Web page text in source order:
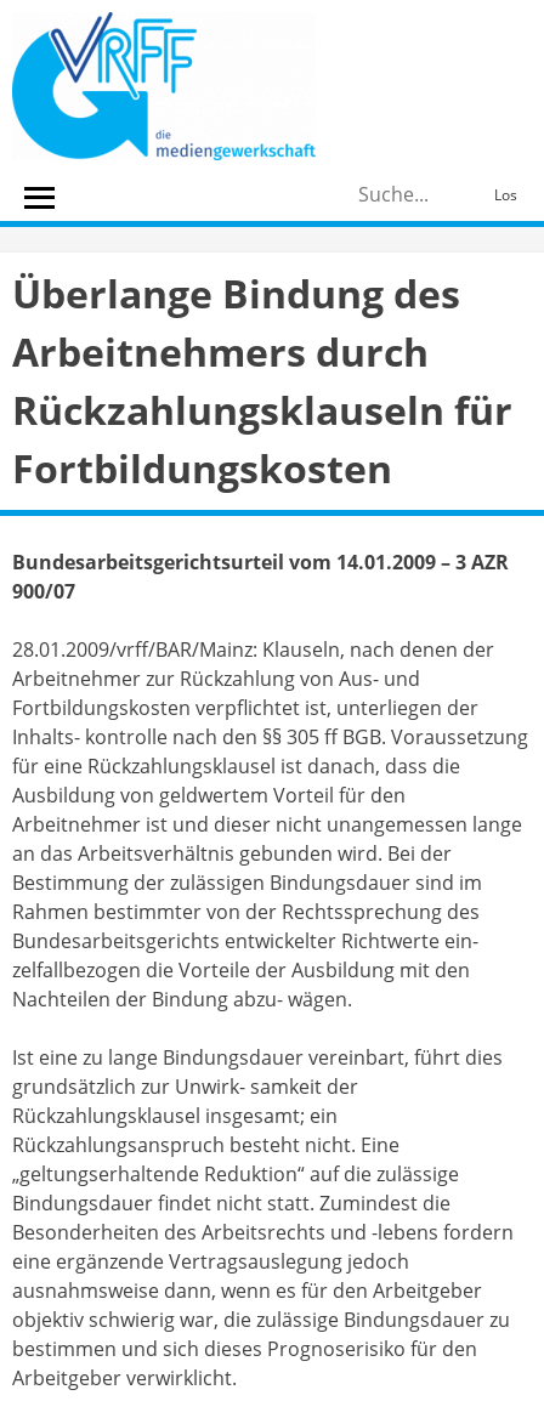
content
Los
Überlange Bindung des
Arbeitnehmers durch
Rückzahlungsklauseln für
Fortbildungskosten
Bundesarbeitsgerichtsurteil vom 14.01.2009 – 3 AZR
900/07
28.01.2009/vrff/BAR/Mainz: Klauseln, nach denen der
Arbeitnehmer zur Rückzahlung von Aus- und
Fortbildungskosten verpflichtet ist, unterliegen der
Inhalts- kontrolle nach den §§ 305 ff BGB. Voraussetzung
für eine Rückzahlungsklausel ist danach, dass die
Ausbildung von geldwertem Vorteil für den
Arbeitnehmer ist und dieser nicht unangemessen lange
an das Arbeitsverhältnis gebunden wird. Bei der
Bestimmung der zulässigen Bindungsdauer sind im
Rahmen bestimmter von der Rechtssprechung des
Bundesarbeitsgerichts entwickelter Richtwerte ein-
zelfallbezogen die Vorteile der Ausbildung mit den
Nachteilen der Bindung abzu- wägen.
Ist eine zu lange Bindungsdauer vereinbart, führt dies
grundsätzlich zur Unwirk- samkeit der
Rückzahlungsklausel insgesamt; ein
Rückzahlungsanspruch besteht nicht. Eine
„geltungserhaltende Reduktion“ auf die zulässige
Bindungsdauer findet nicht statt. Zumindest die
Besonderheiten des Arbeitsrechts und -lebens fordern
eine ergänzende Vertragsauslegung jedoch
ausnahmsweise dann, wenn es für den Arbeitgeber
objektiv schwierig war, die zulässige Bindungsdauer zu
bestimmen und sich dieses Prognoserisiko für den
Arbeitgeber verwirklicht.